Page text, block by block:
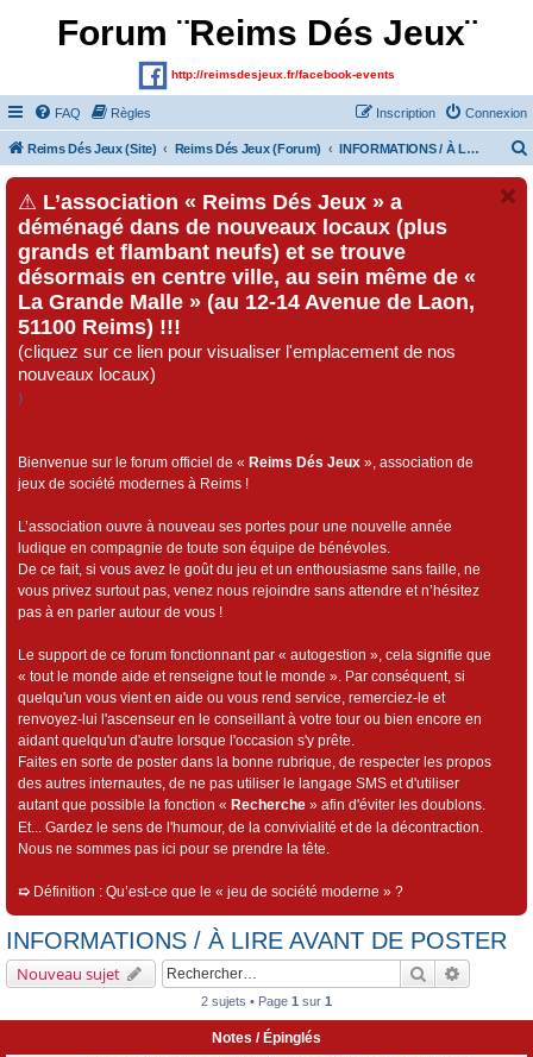
Forum ¨Reims Dés Jeux¨
http://reimsdesjeux.fr/facebook-events
FAQ Règles Connexion
Inscription
Reims Dés Jeux (Site) Reims Dés Jeux (Forum) INFORMATIONS / À LIRE AVANT DE POSTER
⚠ L’association « Reims Dés Jeux » a
déménagé dans de nouveaux locaux (plus
grands et flambant neufs) et se trouve
désormais en centre ville, au sein même de «
La Grande Malle » (au 12-14 Avenue de Laon,
51100 Reims) !!!
(cliquez sur ce lien pour visualiser l'emplacement de nos
nouveaux locaux)
)
Bienvenue sur le forum officiel de « Reims Dés Jeux », association de
jeux de société modernes à Reims !
L’association ouvre à nouveau ses portes pour une nouvelle année
ludique en compagnie de toute son équipe de bénévoles.
De ce fait, si vous avez le goût du jeu et un enthousiasme sans faille, ne
vous privez surtout pas, venez nous rejoindre sans attendre et n’hésitez
pas à en parler autour de vous !
Le support de ce forum fonctionnant par « autogestion », cela signifie que
« tout le monde aide et renseigne tout le monde ». Par conséquent, si
quelqu'un vous vient en aide ou vous rend service, remerciez-le et
renvoyez-lui l'ascenseur en le conseillant à votre tour ou bien encore en
aidant quelqu'un d'autre lorsque l'occasion s'y prête.
Faites en sorte de poster dans la bonne rubrique, de respecter les propos
des autres internautes, de ne pas utiliser le langage SMS et d'utiliser
autant que possible la fonction « Recherche » afin d'éviter les doublons.
Et... Gardez le sens de l'humour, de la convivialité et de la décontraction.
Nous ne sommes pas ici pour se prendre la tête.
➯ Définition : Qu’est-ce que le « jeu de société moderne » ?
INFORMATIONS / À LIRE AVANT DE POSTER
Nouveau sujet Rechercher
2 sujets • Page 1 sur 1
Notes / Épinglés